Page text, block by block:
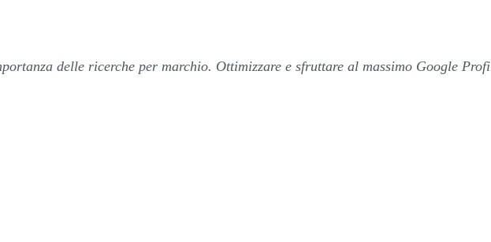
delle ricerche per marchio. Ottimizzare e sfruttare al massimo Google